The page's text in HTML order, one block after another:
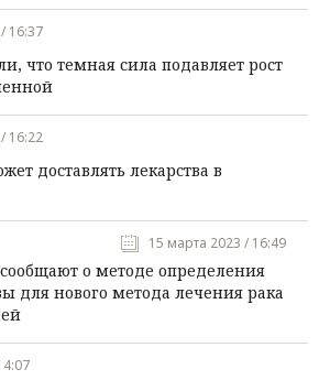
16:37
что темная сила подавляет рост
16:22
доставлять лекарства в
15 марта 2023 / 16:49
о методе определения
для нового метода лечения рака